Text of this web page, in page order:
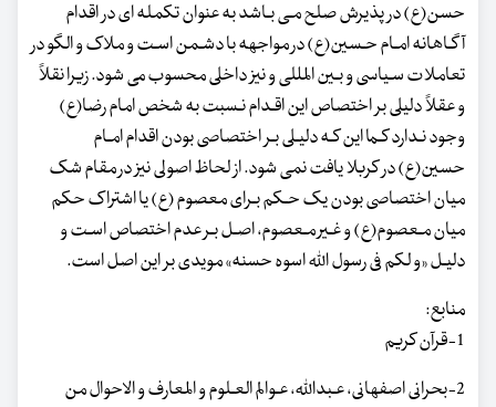
حسن(ع) در پذیرش صلح مـی بـاشد به عنوان تکمله ای در اقدام
آگـاهانه امـام حـسین(ع) در مواجهه با دشـمن اسـت و ملاک و الگو در
تعاملات سـیاسی و بـین المللی و نیز داخلی محسوب می شود. زیرا نقلاً
و عقلاً دلیلی بر اختصاص این اقـدام نـسبت به شخص امام رضا(ع)
وجود نـدارد کـما این کـه دلیـلی بـر اختصاصی بودن اقدام امـام
حسین(ع) در کربلا یافت نمی شود. از لحاظ اصولی نیز در مقام شک
میان اختصاصی بودن یک حـکم بـرای معصوم (ع) یا اشتراک حکم
میان مـعصوم(ع) و غـیر مـعصوم، اصـل بـر عدم اختصاص اسـت و
دلیـل «و لکم فی رسول الله اسوه حسنه» مویدی بر این اصل است.
منابع:
1-قرآن کریم
2-بحرانی اصفهانی، عـبدالله، عـوالم العـلوم و المعارف و الاحوال من